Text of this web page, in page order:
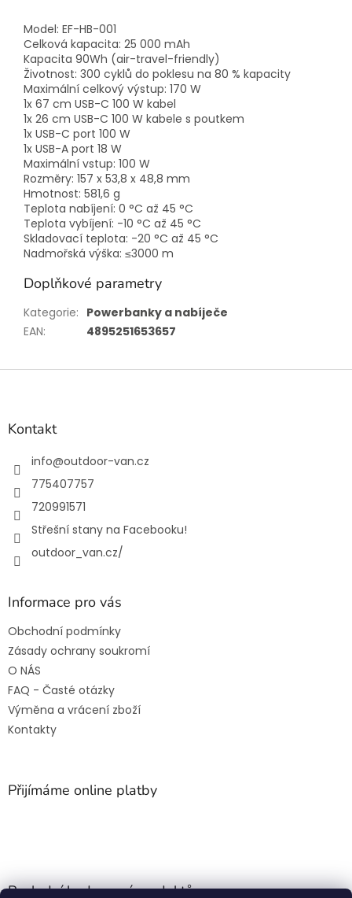
Model: EF-HB-001
Celková kapacita: 25 000 mAh
Kapacita 90Wh (air-travel-friendly)
Životnost: 300 cyklů do poklesu na 80 % kapacity
Maximální celkový výstup: 170 W
1x 67 cm USB-C 100 W kabel
1x 26 cm USB-C 100 W kabele s poutkem
1x USB-C port 100 W
1x USB-A port 18 W
Maximální vstup: 100 W
Rozměry: 157 x 53,8 x 48,8 mm
Hmotnost: 581,6 g
Teplota nabíjení: 0 °C až 45 °C
Teplota vybíjení: -10 °C až 45 °C
Skladovací teplota: -20 °C až 45 °C
Nadmořská výška: ≤3000 m
Doplňkové parametry
Kategorie: Powerbanky a nabíječe
EAN: 4895251653657
Z
Kontakt
info@outdoor-van.cz
775407757
720991571
Střešní stany na Facebooku!
outdoor_van.cz/
Informace pro vás
Obchodní podmínky
Zásady ochrany soukromí
O NÁS
FAQ - Časté otázky
Výměna a vrácení zboží
Kontakty
Přijímáme online platby
Poslední hodnocení produktů